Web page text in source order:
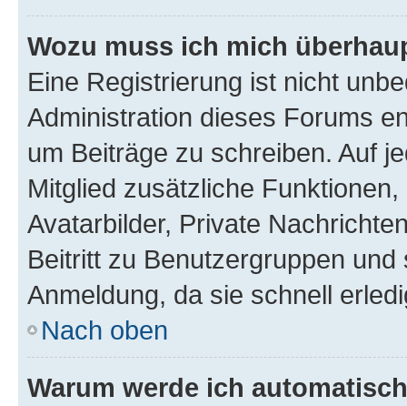
Wozu muss ich mich
Eine Registrierung ist nicht
Administration dieses Forums
um Beiträge zu schreiben. Auf
Mitglied zusätzliche
Avatarbilder, Private
Beitritt zu Benutzergruppen
Anmeldung, da sie schnell
Nach oben
Warum werde ich